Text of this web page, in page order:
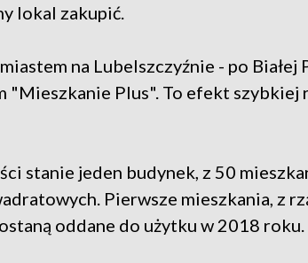
lokal zakupić.
na Lubelszczyźnie - po
"Mieszkanie Plus". To efekt szybkiej
stanie jeden budynek, z 50
Pierwsze mieszkania, z
oddane do użytku w 2018 roku.